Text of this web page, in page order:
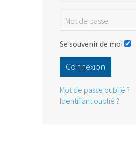
Se souvenir de moi
Connexion
Mot de passe oublié ?
Identifiant oublié ?